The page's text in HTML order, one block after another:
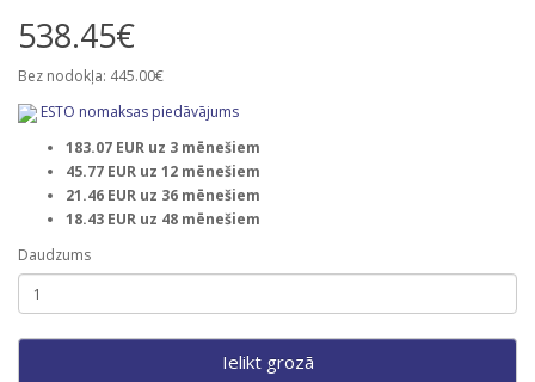
538.45€
Bez nodokļa: 445.00€
ESTO nomaksas piedāvājums
183.07 EUR uz 3 mēnešiem
45.77 EUR uz 12 mēnešiem
21.46 EUR uz 36 mēnešiem
18.43 EUR uz 48 mēnešiem
Daudzums
Ielikt grozā